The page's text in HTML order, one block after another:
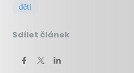
děti
Sdílet článek